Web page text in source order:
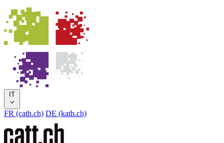
IT
FR (cath.ch) DE (kath.ch)